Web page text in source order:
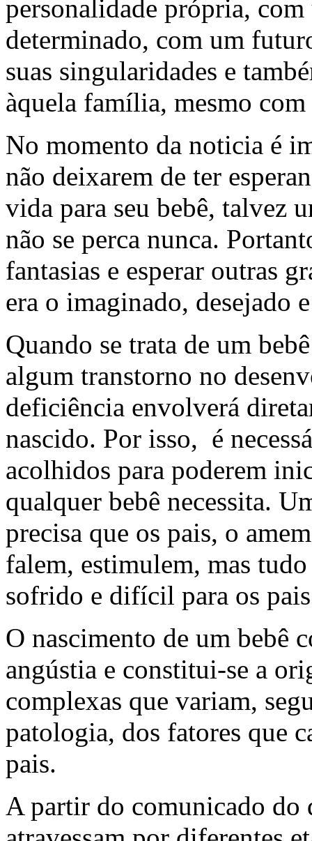
personalidade própria,
determinado, com um
suas singularidades e
àquela família, mesmo
No momento da noticia é
não deixarem de ter
vida para seu bebê, talvez
não se perca nunca.
fantasias e esperar outras
era o imaginado, desejado
Quando se trata de um
algum transtorno no
deficiência envolverá
nascido. Por isso, é
acolhidos para poderem
qualquer bebê necessita.
precisa que os pais, o
falem, estimulem, mas
sofrido e difícil para os
O nascimento de um bebê
angústia e constitui-se a
complexas que variam,
patologia, dos fatores que
pais.
A partir do comunicado do